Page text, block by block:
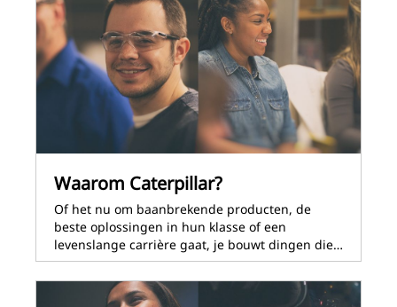
Waarom Caterpillar?
Of het nu om baanbrekende producten, de
beste oplossingen in hun klasse of een
levenslange carrière gaat, je bouwt dingen die…